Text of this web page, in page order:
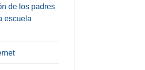
de los padres
escuela